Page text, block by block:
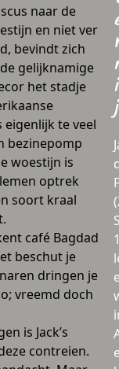
naar de
en niet ver
bevindt zich
gelijknamige
het stadje
eigenlijk te veel
bezinepomp
woestijn is
optrek
soort kraal
café Bagdad
beschut je
dringen je
vreemd doch
is Jack’s
contreien.
i
j